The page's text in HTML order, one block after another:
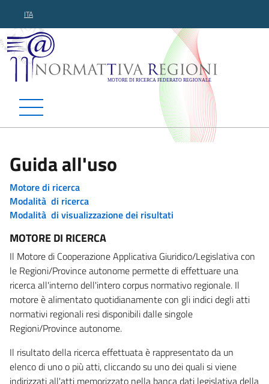
ITA
Normattiva Regioni -
Guida all'uso
Motore di ricerca
Modalità di ricerca
Modalità di visualizzazione dei risultati
MOTORE DI RICERCA
Il Motore di Cooperazione Applicativa Giuridico/Legislativa con
le Regioni/Province autonome permette di effettuare una
ricerca all'interno dell'intero corpus normativo regionale. Il
motore è alimentato quotidianamente con gli indici degli atti
normativi regionali resi disponibili dalle singole
Regioni/Province autonome.
Il risultato della ricerca effettuata è rappresentato da un
elenco di uno o più atti, cliccando su uno dei quali si viene
indirizzati all'atti memorizzato nella banca dati legislativa della